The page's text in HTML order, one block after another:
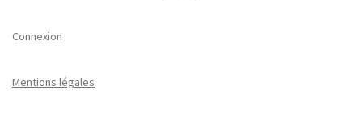
Connexion
Mentions légales